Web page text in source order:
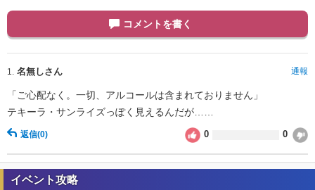
コメントを書く
1. 名無しさん 通報
「ご心配なく。一切、アルコールは含まれておりません」
テキーラ・サンライズっぽく見えるんだが……
返信(0) 0 0
イベント攻略